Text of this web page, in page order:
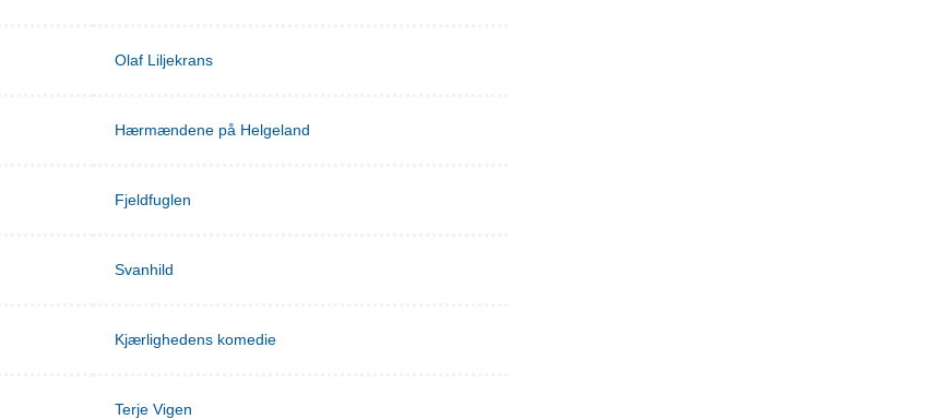
Olaf Liljekrans
Hærmændene på Helgeland
Fjeldfuglen
Svanhild
Kjærlighedens komedie
Terje Vigen